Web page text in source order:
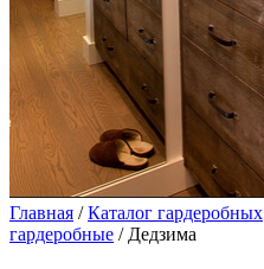
Главная /Каталог гардеробных
гардеробные / Дедзима